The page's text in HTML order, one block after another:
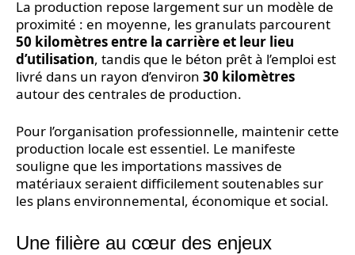
La production repose largement sur un modèle de
proximité : en moyenne, les granulats parcourent
50 kilomètres entre la carrière et leur lieu
d’utilisation, tandis que le béton prêt à l’emploi est
livré dans un rayon d’environ 30 kilomètres
autour des centrales de production.
Pour l’organisation professionnelle, maintenir cette
production locale est essentiel. Le manifeste
souligne que les importations massives de
matériaux seraient difficilement soutenables sur
les plans environnemental, économique et social.
Une filière au cœur des enjeux